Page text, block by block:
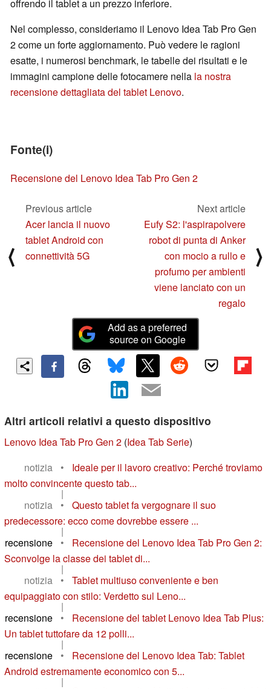
offrendo il tablet a un prezzo inferiore.
Nel complesso, consideriamo il Lenovo Idea Tab Pro Gen
2 come un forte aggiornamento. Può vedere le ragioni
esatte, i numerosi benchmark, le tabelle dei risultati e le
immagini campione delle fotocamere nella la nostra
recensione dettagliata del tablet Lenovo.
Fonte(i)
Recensione del Lenovo Idea Tab Pro Gen 2
⟨
Previous article
Acer lancia il nuovo
tablet Android con
connettività 5G
Next article
Eufy S2: l'aspirapolvere
robot di punta di Anker
con mocio a rullo e
profumo per ambienti
viene lanciato con un
regalo
⟩
Add as a preferred
source on Google
Altri articoli relativi a questo dispositivo
Lenovo Idea Tab Pro Gen 2 (Idea Tab Serie)
notizia
•
Ideale per il lavoro creativo: Perché troviamo
molto convincente questo tab...
|
notizia
•
Questo tablet fa vergognare il suo
predecessore: ecco come dovrebbe essere ...
|
recensione
•
Recensione del Lenovo Idea Tab Pro Gen 2:
Sconvolge la classe dei tablet di...
|
notizia
•
Tablet multiuso conveniente e ben
equipaggiato con stilo: Verdetto sul Leno...
|
recensione
•
Recensione del tablet Lenovo Idea Tab Plus:
Un tablet tuttofare da 12 polli...
|
recensione
•
Recensione del Lenovo Idea Tab: Tablet
Android estremamente economico con 5...
|